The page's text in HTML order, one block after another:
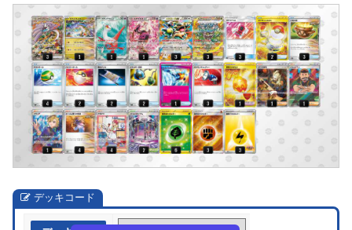
デッキコード